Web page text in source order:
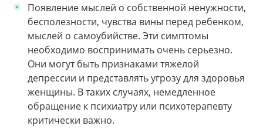
Появление мыслей о собственной ненужности,
бесполезности, чувства вины перед ребенком,
мыслей о самоубийстве. Эти симптомы
необходимо воспринимать очень серьезно.
Они могут быть признаками тяжелой
депрессии и представлять угрозу для здоровья
женщины. В таких случаях, немедленное
обращение к психиатру или психотерапевту
критически важно.